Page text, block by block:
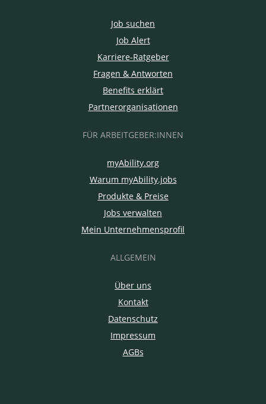
Job suchen
Job Alert
Karriere-Ratgeber
Fragen & Antworten
Benefits erklärt
Partnerorganisationen
FÜR ARBEITGEBER:INNEN
myAbility.org
Warum myAbility.jobs
Produkte & Preise
Jobs verwalten
Mein Unternehmensprofil
ALLGEMEIN
Über uns
Kontakt
Datenschutz
Impressum
AGBs